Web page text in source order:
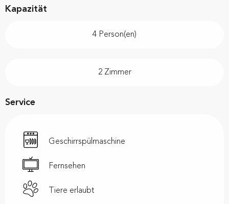
Kapazität
4 Person(en)
2 Zimmer
Service
Geschirrspülmaschine
Fernsehen
Tiere erlaubt